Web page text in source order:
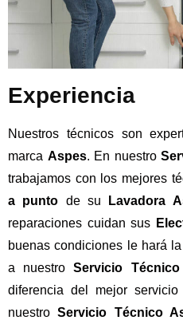
Experiencia
Nuestros técnicos son
marca Aspes. En nuestro
trabajamos con los mejores
a punto de su Lavadora
reparaciones cuidan sus
buenas condiciones le hará
a nuestroServicio
diferencia del mejor
nuestroServicio Técnico